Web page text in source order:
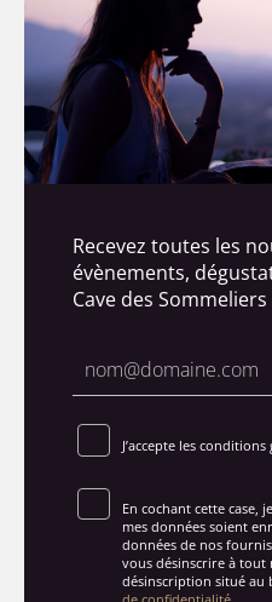
Recevez toutes les
évènements,
Cave des Sommeliers
J’accepte les
En cochant cette case,
mes données soient
données de nos
vous désinscrire à tout
désinscription situé au